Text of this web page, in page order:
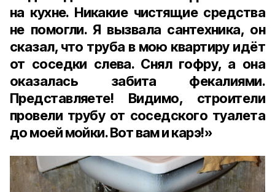
на кухне. Никакие чистящие средства
не помогли. Я вызвала сантехника, он
сказал, что труба в мою квартиру идёт
от соседки слева. Снял гофру, а она
оказалась забита фекалиями.
Представляете! Видимо, строители
провели трубу от соседского туалета
до моей мойки. Вот вам и карэ!»